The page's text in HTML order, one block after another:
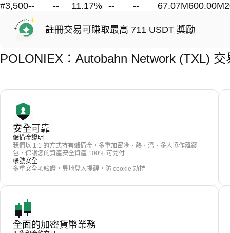
#3,500-- -- 11.17% -- -- 67.07M600.00M
註冊交易可賺取最高 711 USDT 獎勵
POLONIEX：Autobahn Network (TXL)
安全可靠
儲備金證明
我們以 1:1 的方式持有儲備金，多重加密冷、熱、溫、多人協作離錢
包，保護您的資產安全資產 100% 可兌付
帳號安全
多重安全項驗證，異地登入提醒，防 cookie 劫持
全面的加密貨幣業務